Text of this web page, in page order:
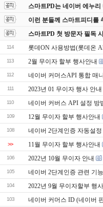
스마트PD는 네이버 에누
이런 분들께 스마트피디를
스마트PD 첫 방문자 필독
114 롯데ON 사용방법(롯데온
113 2월 무이자 할부 행사안내
112 네이버 커머스API 통합 매
111 2023년 01 무이자 행사 안내
110 네이버 커버스 API 설정 방
109 12월 무이자 할부 행사안내
108 네이버 2단계인증 자동설
>> 11월 무이자 할부 행사안내
106 2022년 10월 무이자 안내
105 네이버 2단계인증 관련 기
104 2022년 9월 무이자할부 행
103 네이버 커머스 ID (네이버